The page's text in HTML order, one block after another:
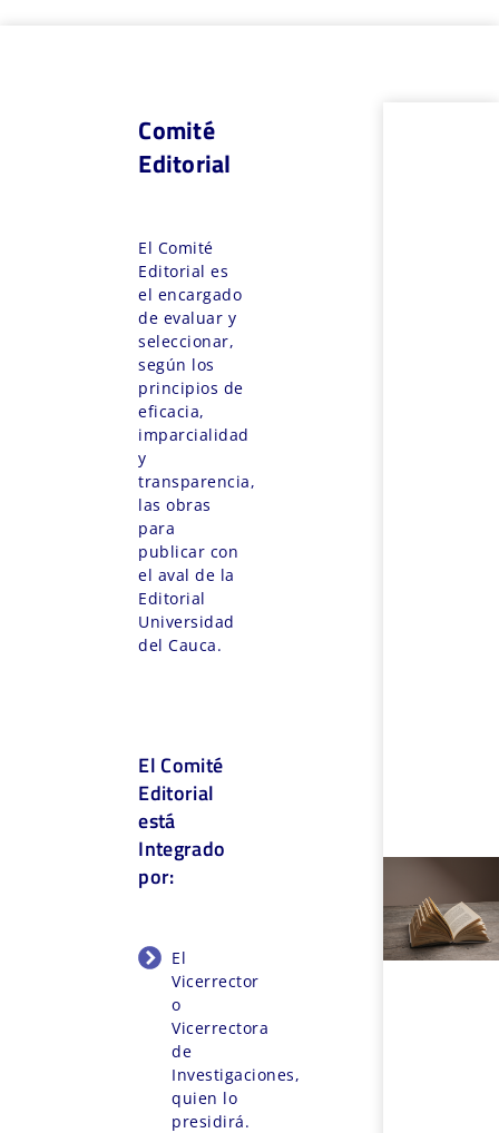
Comité
Editorial
El Comité
Editorial es
el encargado
de evaluar y
seleccionar,
según los
principios de
eficacia,
imparcialidad
y
transparencia,
las obras
para
publicar con
el aval de la
Editorial
Universidad
del Cauca.
El Comité
Editorial
está
Integrado
por:
El
Vicerrector
o
Vicerrectora
de
Investigaciones,
quien lo
presidirá.